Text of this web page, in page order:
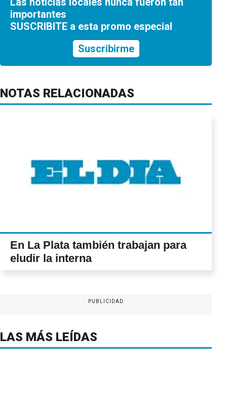
importantes
SUSCRIBITE a esta promo especial
Suscribirme
NOTAS RELACIONADAS
En La Plata también trabajan para
eludir la interna
PUBLICIDAD
LAS MÁS LEÍDAS